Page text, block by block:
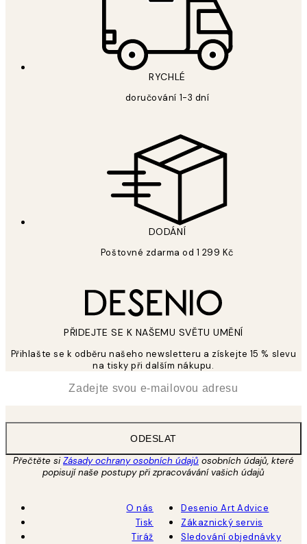
RYCHLÉ
doručování 1-3 dní
DODÁNÍ
Poštovné zdarma od 1 299 Kč
PŘIDEJTE SE K NAŠEMU SVĚTU UMĚNÍ
Přihlašte se k odběru našeho newsletteru a získejte 15 % slevu
na tisky při dalším nákupu.
ODESLAT
Přečtěte siZásady ochrany osobních údajů osobních údajů, které
popisují naše postupy při zpracovávání vašich údajů
O nás
Tisk
Tiráž
Desenio Art Advice
Zákaznický servis
Sledování objednávky